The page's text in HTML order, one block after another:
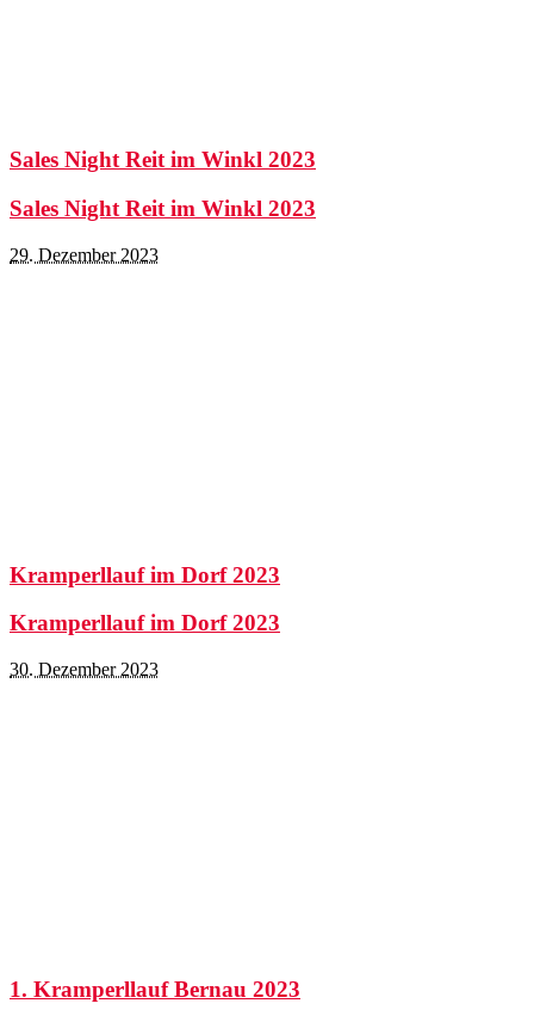
Sales Night Reit im Winkl 2023
Sales Night Reit im Winkl 2023
29. Dezember 2023
Kramperllauf im Dorf 2023
Kramperllauf im Dorf 2023
30. Dezember 2023
1. Kramperllauf Bernau 2023